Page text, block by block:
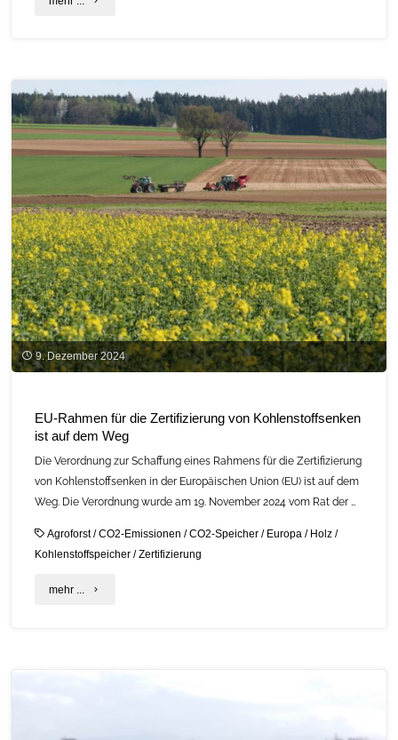
unternehmerischen
Pflicht
zur
Nachhaltigkeitsberichterstattung"
9. Dezember 2024
EU-Rahmen für die Zertifizierung von Kohlenstoffsenken
ist auf dem Weg
Die Verordnung zur Schaffung eines Rahmens für die Zertifizierung
von Kohlenstoffsenken in der Europäischen Union (EU) ist auf dem
Weg. Die Verordnung wurde am 19. November 2024 vom Rat der …
Agroforst/CO2-Emissionen /CO2-Speicher / Europa / Holz /
Kohlenstoffspeicher/Zertifizierung
mehr ... "EU-